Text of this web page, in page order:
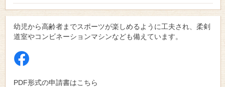
幼児から高齢者までスポーツが楽しめるように工夫され、柔剣
道室やコンビネーションマシンなども備えています。
PDF形式の申請書はこちら